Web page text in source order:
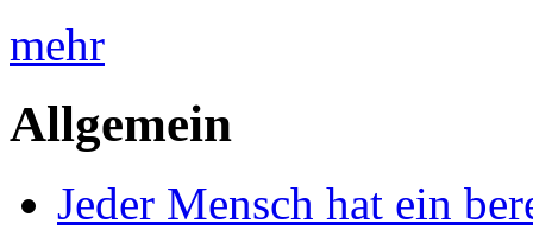
mehr
Allgemein
Jeder Mensch hat ein